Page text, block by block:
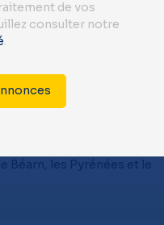
de vos
consulter notre